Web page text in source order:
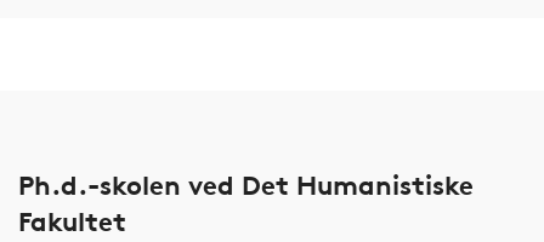
Ph.d.-skolen ved Det Humanistiske
Fakultet